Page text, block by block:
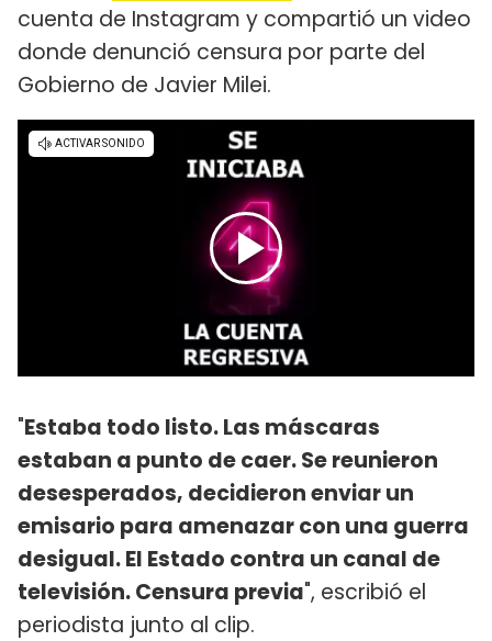
cuenta de Instagram y compartió un video
donde denunció censura por parte del
Gobierno de Javier Milei.
"Estaba todo listo. Las máscaras
estaban a punto de caer. Se reunieron
desesperados, decidieron enviar un
emisario para amenazar con una guerra
desigual. El Estado contra un canal de
televisión. Censura previa", escribió el
periodista junto al clip.